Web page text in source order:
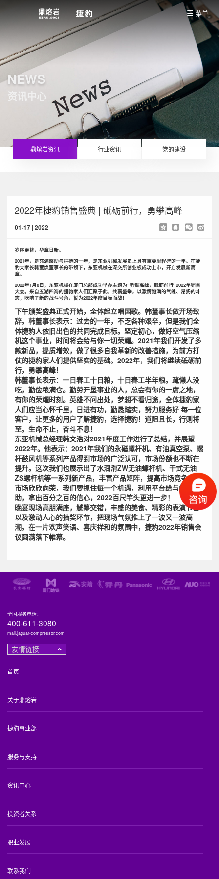
菜单
NEWS
资讯中心
鼎熔岩资讯 行业资讯 党的建设
2022年捷豹销售盛典 | 砥砺前行，勇攀高峰
01-17 | 2022
岁序更替，华章日新。
2021年，是充满感动与拼搏的一年，是东亚机械发展史上具有重要里程碑的一年。在捷
豹大家长韩萤焕董事长的带领下，东亚机械在深交所创业板成功上市，开启发展新篇
章。
2022年1月8日，东亚机械在厦门总部成功举办主题为“勇攀高峰，砥砺前行”2022年销售
大会。来自五湖四海的捷豹家人们汇聚于此，共襄盛举，以激情饱满的气魄、昂扬的斗
志，吹响了新的战斗号角，誓为2022年度目标而战！
下午颁奖盛典正式开始，全体起立唱国歌。韩董事长做开场致
辞。韩董事长表示：过去的一年，不乏各种艰辛，但是我们全
体捷豹人依旧出色的共同完成目标。坚定初心，做好空气压缩
机这个事业，时间将会给与你一切荣耀。2021年我们开发了多
款新品，提质增效，做了很多自我革新的改善措施，为前方打
仗的捷豹家人们提供坚实的基础。2022年，我们将继续砥砺前
行，勇攀高峰！
韩董事长表示：一日春工十日粮，十日春工半年粮。疏懒人没
吃，勤俭粮满仓。勤劳开垦事业的人，总会有你的一席之地，
有你的荣耀时刻。英雄不问出处，梦想不看归途，全体捷豹家
人们应当心怀千里，日进有功，勤恳踏实，努力服务好 每一位
客户，让更多的用户了解捷豹，选择捷豹！道阻且长，行则将
至。生命不止，奋斗不息！
东亚机械总经理韩文浩对2021年度工作进行了总结，并展望
2022年。他表示：2021年我们的永磁螺杆机、有油真空泵、螺
杆鼓风机等系列产品得到市场的广泛认可，市场份额也不断在
提升。这次我们也展示出了水润滑ZW无油螺杆机、干式无油
ZS螺杆机等一系列新产品，丰富产品矩阵，提高市场竞争力。
市场欣欣向荣，我们要抓住每一个机遇，利用平台给与的帮
助，拿出百分之百的信心，2022百尺竿头更进一步！
晚宴现场高朋满座，觥筹交错，丰盛的美食、精彩的表演节目
以及激动人心的抽奖环节，把现场气氛推上了一波又一波高
潮。在一片欢声笑语、喜庆祥和的氛围中，捷豹2022年销售会
议圆满落下帷幕。
全国服务电话：
400-611-3080
mail.jaguar-compressor.com
友情链接
首页
关于鼎熔岩
捷豹事业部
服务与支持
资讯中心
投资者关系
职业发展
联系我们